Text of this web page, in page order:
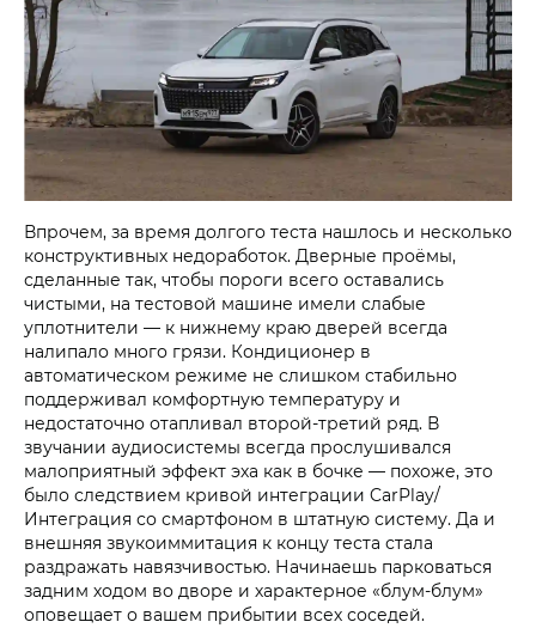
Впрочем, за время долгого теста нашлось и несколько
конструктивных недоработок. Дверные проёмы,
сделанные так, чтобы пороги всего оставались
чистыми, на тестовой машине имели слабые
уплотнители — к нижнему краю дверей всегда
налипало много грязи. Кондиционер в
автоматическом режиме не слишком стабильно
поддерживал комфортную температуру и
недостаточно отапливал второй-третий ряд. В
звучании аудиосистемы всегда прослушивался
малоприятный эффект эха как в бочке — похоже, это
было следствием кривой интеграции CarPlay/
Интеграция со смартфоном в штатную систему. Да и
внешняя звукоиммитация к концу теста стала
раздражать навязчивостью. Начинаешь парковаться
задним ходом во дворе и характерное «блум-блум»
оповещает о вашем прибытии всех соседей.